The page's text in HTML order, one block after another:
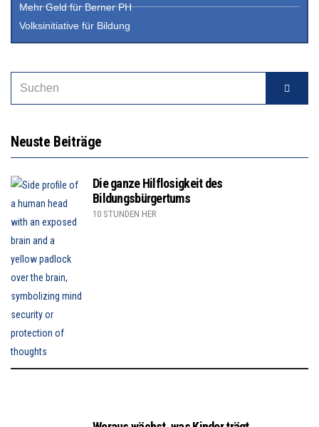
Mehr Geld für Berner PH
Volksinitiative für Bildung
Neuste Beiträge
Die ganze Hilflosigkeit des
Bildungsbürgertums
10 STUNDEN HER